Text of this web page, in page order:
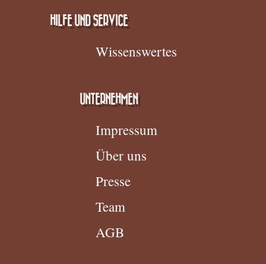
HILFE UND SERVICE
Wissenswertes
UNTERNEHMEN
Impressum
Über uns
Presse
Team
AGB